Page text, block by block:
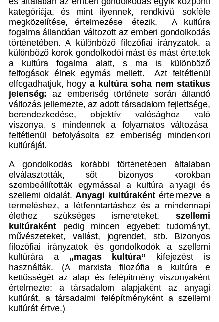
kategóriája, és mint ilyennek, rendkívül sokféle
megközelítése, értelmezése létezik. A kultúra
fogalma állandóan változott az emberi gondolkodás
történetében. A különböző filozófiai irányzatok, a
különböző korok gondolkodói mást és mást értettek
a kultúra fogalma alatt, s ma is különböző
felfogások élnek egymás mellett. Azt feltétlenül
elfogadhatjuk, hogy a kultúra soha nem statikus
jelenség:az emberiség története során állandó
változás jellemezte, az adott társadalom fejlettsége,
berendezkedése, objektív valósághoz való
viszonya, s mindennek a folyamatos változása
feltétlenül befolyásolta az emberiség mindenkori
kultúráját.
A gondolkodás korábbi történetében általában
elválasztották, sőt bizonyos korokban
szembeállították egymással a kultúra anyagi és
szellemi oldalát. Anyagi kultúraként értelmezve a
termeléshez, a létfenntartáshoz és a mindennapi
élethez szükséges ismereteket, szellemi
kultúraként pedig minden egyebet: tudományt,
művészeteket, vallást, jogrendet, stb. Bizonyos
filozófiai irányzatok és gondolkodók a szellemi
kultúrára a „magas kultúra” kifejezést is
használták. (A marxista filozófia a kultúra e
kettősségét az alap és felépítmény viszonyaként
értelmezte: a társadalom alapjaként az anyagi
kultúrát, a társadalmi felépítményként a szellemi
kultúrát értve.)